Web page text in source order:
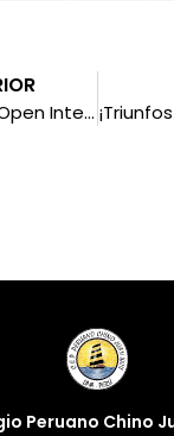
¡Brillamos en el Open Internacional de Tenis de Mesa en Arequipa!
Peruano Chino